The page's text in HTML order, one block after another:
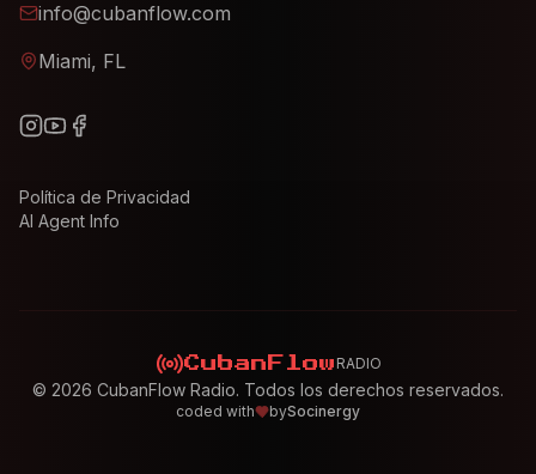
info@cubanflow.com
Miami, FL
Política de Privacidad
AI Agent Info
CubanFlow RADIO
© 2026 CubanFlow Radio. Todos los derechos reservados.
coded with bySocinergy